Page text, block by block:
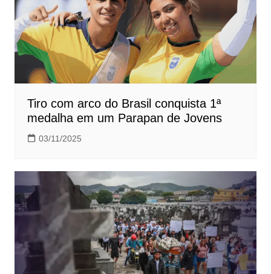
Tiro com arco do Brasil conquista 1ª
medalha em um Parapan de Jovens
03/11/2025